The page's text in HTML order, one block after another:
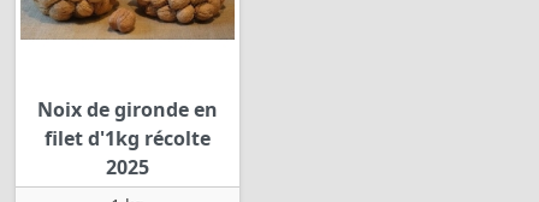
Noix de gironde en
filet d'1kg récolte
2025